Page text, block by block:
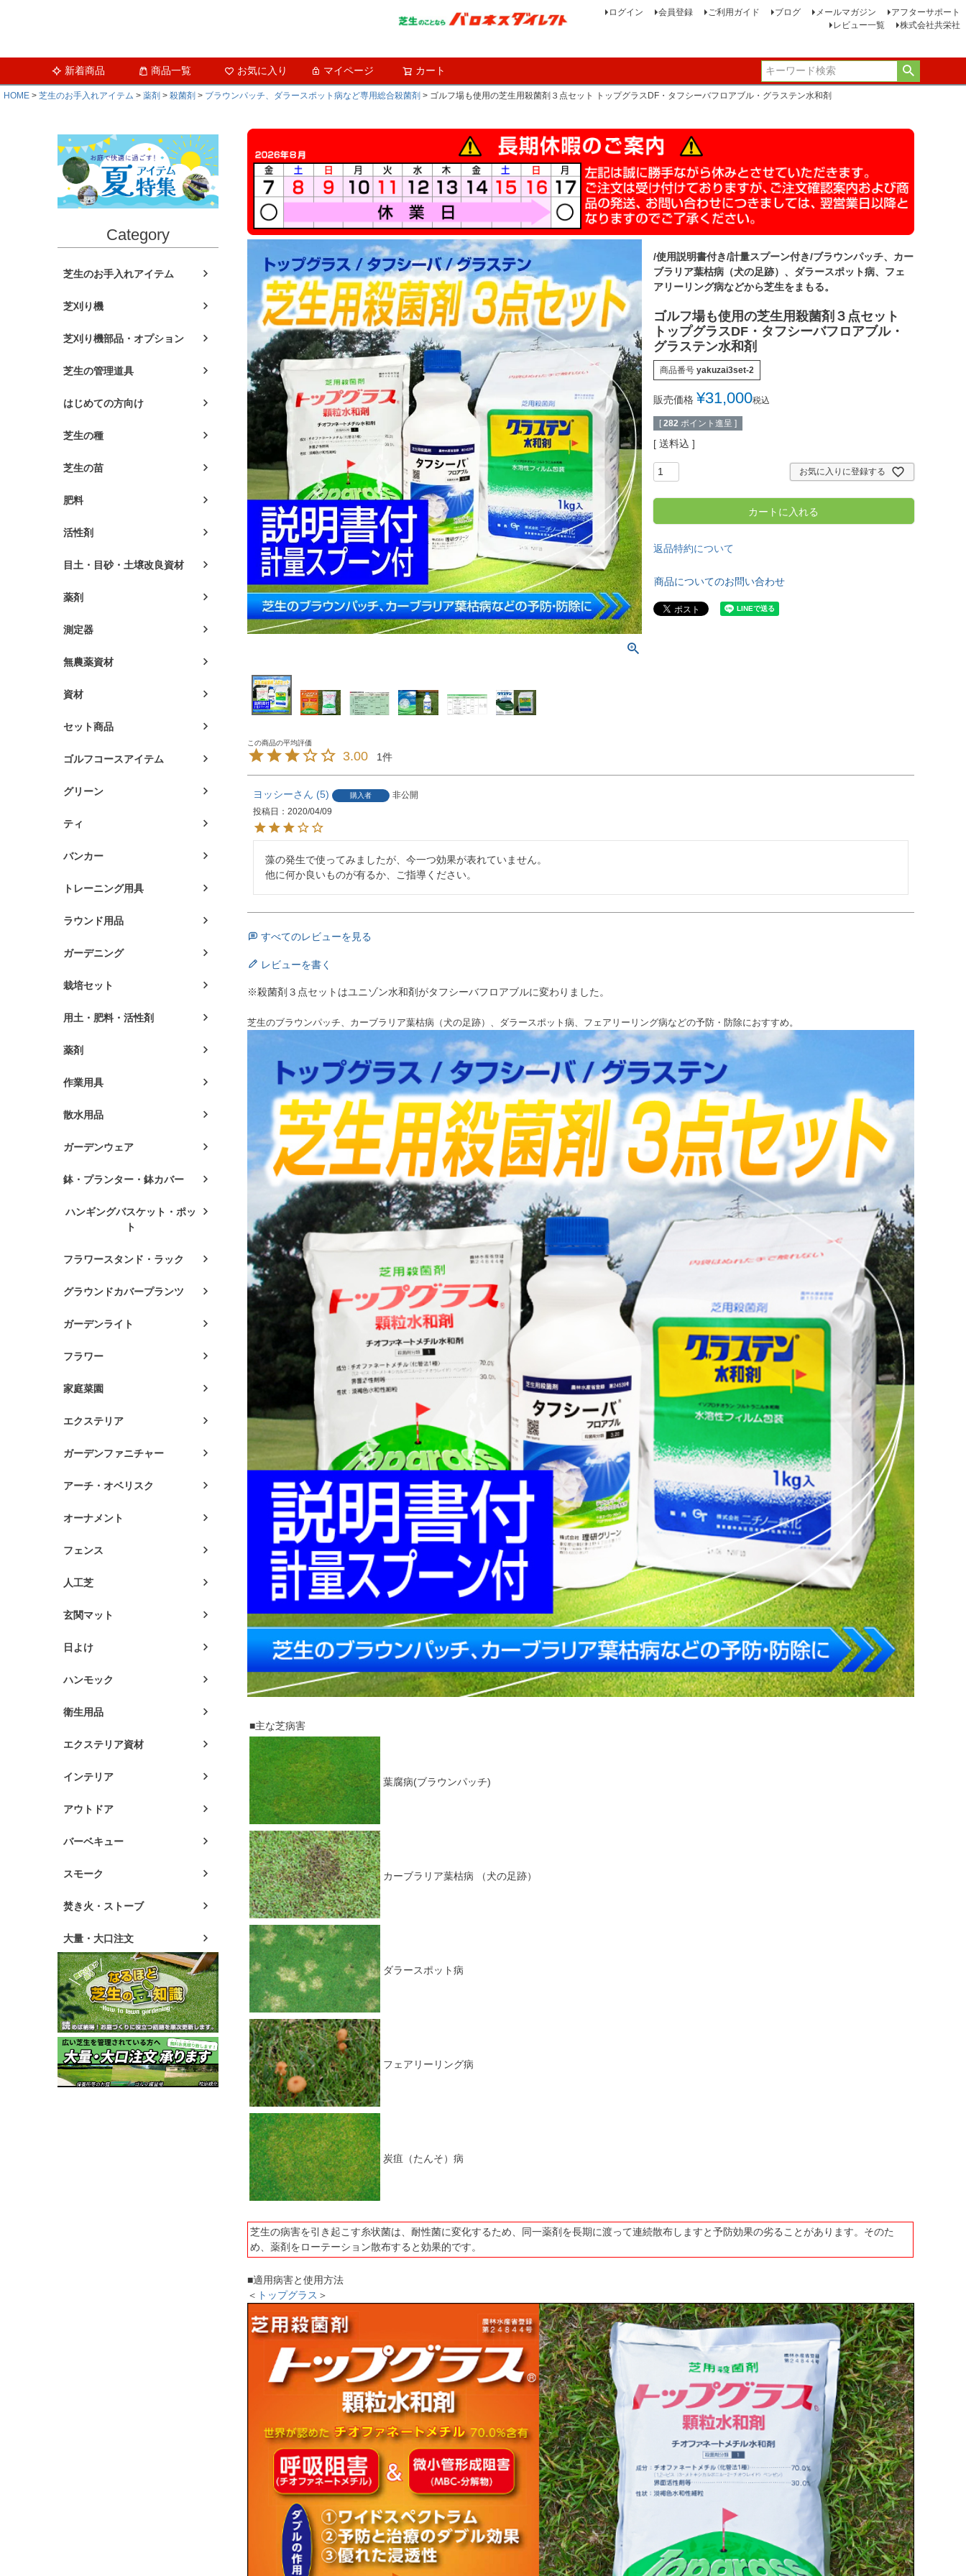
ログイン 会員登録 ご利用ガイド ブログ メールマガジン
アフターサポート
レビュー一覧
株式会社共栄社
新着商品 商品一覧 お気に入り マイページ カート
HOME 芝生のお手入れアイテム 薬剤 殺菌剤 ブラウンパッチ、ダラースポット病など専用総合殺菌剤 ゴルフ場も使用の芝生用殺菌剤３点セット トップグラスDF・タフシーバフロアブル・グラステン水和剤
Category
芝生のお手入れアイテム
芝刈り機
芝刈り機部品・オプション
芝生の管理道具
はじめての方向け
芝生の種
芝生の苗
肥料
活性剤
目土・目砂・土壌改良資材
薬剤
測定器
無農薬資材
資材
セット商品
ゴルフコースアイテム
グリーン
ティ
バンカー
トレーニング用具
ラウンド用品
ガーデニング
栽培セット
用土・肥料・活性剤
薬剤
作業用具
散水用品
ガーデンウェア
鉢・プランター・鉢カバー
ハンギングバスケット・ポッ
ト
フラワースタンド・ラック
グラウンドカバープランツ
ガーデンライト
フラワー
家庭菜園
エクステリア
ガーデンファニチャー
アーチ・オベリスク
オーナメント
フェンス
人工芝
玄関マット
日よけ
ハンモック
衛生用品
エクステリア資材
インテリア
アウトドア
バーベキュー
スモーク
焚き火・ストーブ
大量・大口注文
/使用説明書付き/計量スプーン付き/ブラウンパッチ、カー
ブラリア葉枯病（犬の足跡）、ダラースポット病、フェ
アリーリング病などから芝生をまもる。
ゴルフ場も使用の芝生用殺菌剤３点セット
トップグラスDF・タフシーバフロアブル・
グラステン水和剤
商品番号 yakuzai3set-2
販売価格 ¥31,000税込
[ 282 ポイント進呈 ]
送料込
お気に入りに登録する
カートに入れる
返品特約について
商品についてのお問い合わせ
3.00 1
ヨッシー 5 購入者
非公開
投稿日
2020/04/09
藻の発生で使ってみましたが、今一つ効果が表れていません。
他に何か良いものが有るか、ご指導ください。
すべてのレビューを見る
レビューを書く
※殺菌剤３点セットはユニゾン水和剤がタフシーバフロアブルに変わりました。
芝生のブラウンパッチ、カーブラリア葉枯病（犬の足跡）、ダラースポット病、フェアリーリング病などの予防・防除におすすめ。
■主な芝病害
葉腐病(ブラウンパッチ)
カーブラリア葉枯病 （犬の足跡）
ダラースポット病
フェアリーリング病
炭疽（たんそ）病
芝生の病害を引き起こす糸状菌は、耐性菌に変化するため、同一薬剤を長期に渡って連続散布しますと予防効果の劣ることがあります。そのた
め、薬剤をローテーション散布すると効果的です。
■適用病害と使用方法
＜ トップグラス ＞